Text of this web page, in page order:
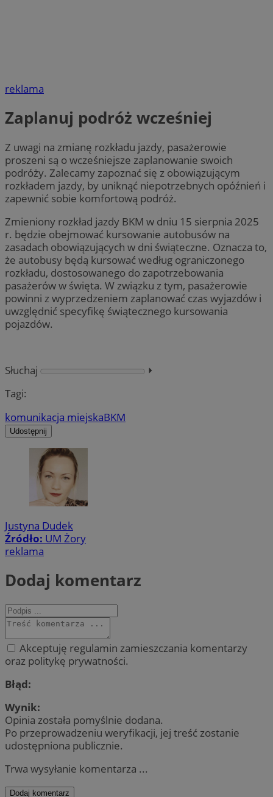
reklama
Zaplanuj podróż wcześniej
Z uwagi na zmianę rozkładu jazdy, pasażerowie
proszeni są o wcześniejsze zaplanowanie swoich
podróży. Zalecamy zapoznać się z obowiązującym
rozkładem jazdy, by uniknąć niepotrzebnych opóźnień i
zapewnić sobie komfortową podróż.
Zmieniony rozkład jazdy BKM w dniu 15 sierpnia 2025
r. będzie obejmować kursowanie autobusów na
zasadach obowiązujących w dni świąteczne. Oznacza to,
że autobusy będą kursować według ograniczonego
rozkładu, dostosowanego do zapotrzebowania
pasażerów w święta. W związku z tym, pasażerowie
powinni z wyprzedzeniem zaplanować czas wyjazdów i
uwzględnić specyfikę świątecznego kursowania
pojazdów.
Słuchaj
⏵︎
Tagi:
komunikacja miejskaBKM
Udostępnij
Justyna Dudek
Źródło: UM Żory
reklama
Dodaj komentarz
Akceptuję regulamin zamieszczania komentarzy
oraz politykę prywatności.
Błąd:
Wynik:
Opinia została pomyślnie dodana.
Po przeprowadzeniu weryfikacji, jej treść zostanie
udostępniona publicznie.
Trwa wysyłanie komentarza ...
Dodaj komentarz